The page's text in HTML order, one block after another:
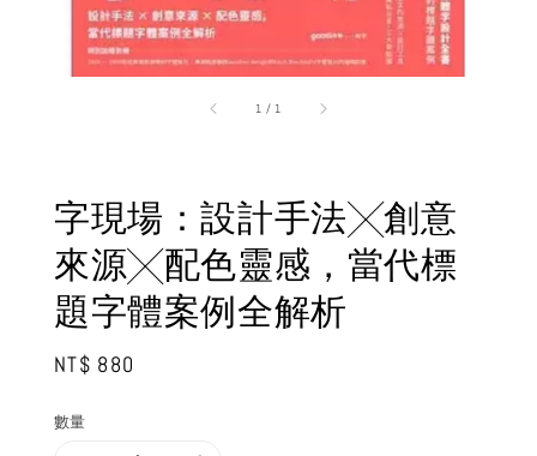
1 / 1
字現場：設計手法╳創意
來源╳配色靈感，當代標
題字體案例全解析
Regular
NT$ 880
數量